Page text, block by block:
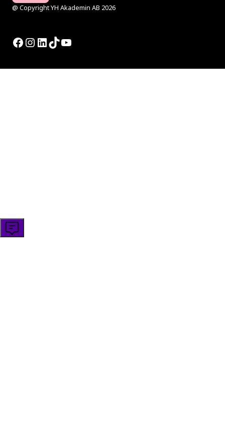
@ Copyright YH Akademin AB 2026
Facebook
Instagram
LinkedIn
TikTok
YouTube